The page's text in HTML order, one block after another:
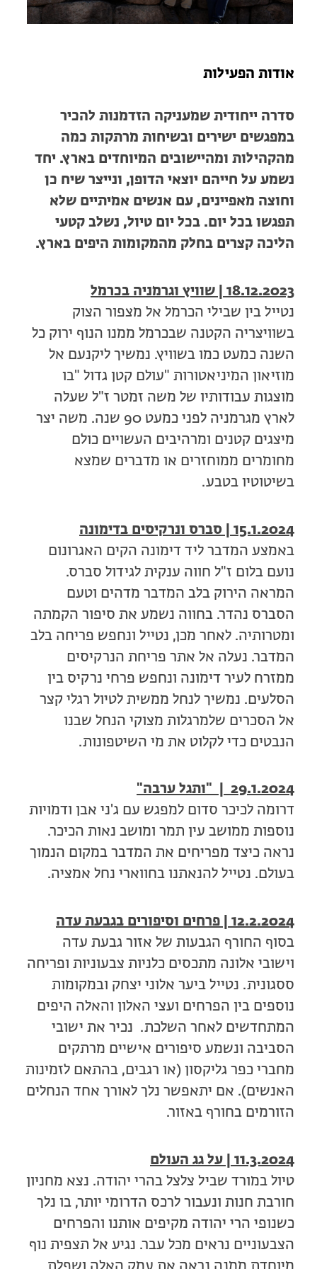
מחנות קיץ
מחנות קיץ
אודות הפעילות
סדרה ייחודית שמעניקה הזדמנות להכיר
במפגשים ישירים ובשיחות מרתקות כמה
מהקהילות ומהיישובים המיוחדים בארץ. יחד
נשמע על חייהם יוצאי הדופן, ונייצר שיח כן
וחוצה מאפיינים, עם אנשים אמיתיים שלא
תפגשו בכל יום. בכל יום טיול, נשלב קטעי
הליכה קצרים בחלק מהמקומות היפים בארץ.
18.12.2023 |
שוויץ וגרמניה בכרמל
נטייל בין שבילי הכרמל אל מצפור הצוק
בשוויצריה הקטנה שבכרמל ממנו הנוף ירוק כל
השנה כמעט כמו בשוויץ. נמשיך ליקנעם אל
מוזיאון המיניאטורות "עולם קטן גדול "בו
מוצגות עבודותיו של משה זמטר ז"ל שעלה
לארץ מגרמניה לפני כמעט 90 שנה. משה יצר
מיצגים קטנים ומרהיבים העשויים כולם
מחומרים ממוחזרים או מדברים שמצא
בשיטוטיו בטבע.
15.1.2024 | סברס ונרקיסים בדימונה
באמצע המדבר ליד דימונה הקים האגרונום
נועם בלום ז"ל חווה ענקית לגידול סברס.
המראה הירוק בלב המדבר מדהים וטעם
הסברס נהדר. בחווה נשמע את סיפור הקמתה
ומטרותיה. לאחר מכן, נטייל ונחפש פריחה בלב
המדבר. נעלה אל אתר פריחת הנרקיסים
ממזרח לעיר דימונה ונחפש פרחי נרקיס בין
הסלעים. נמשיך לנחל ממשית לטיול רגלי קצר
אל הסכרים שלמרגלות מצוקי הנחל שבנו
הנבטים כדי לקלוט את מי השיטפונות.
29.1.2024 | "ותגל ערבה"
דרומה לכיכר סדום למפגש עם ג'ני אבן ודמויות
נוספות ממושב עין תמר ומושב נאות הכיכר.
נראה כיצד מפריחים את המדבר במקום הנמוך
בעולם. נטייל להנאתנו בחווארי נחל אמציה.
12.2.2024 |
פרחים וסיפורים בגבעת עדה
בסוף החורף הגבעות של אזור גבעת עדה
וישובי אלונה מתכסים כלניות צבעוניות ופריחה
ססגונית. נטייל ביער אלוני יצחק ובמקומות
נוספים בין הפרחים ועצי האלון והאלה היפים
המתחדשים לאחר השלכת. נכיר את ישובי
הסביבה ונשמע סיפורים אישיים מרתקים
מחברי כפר גליקסון (או רגבים, בהתאם לזמינות
האנשים). אם יתאפשר נלך לאורך אחד הנחלים
הזורמים בחורף באזור.
11.3.2024 | על גג העולם
טיול במורד שביל צלצל בהרי יהודה. נצא מחניון
חורבת חנות ונעבור לרכס הדרומי יותר, בו נלך
כשנופי הרי יהודה מקיפים אותנו והפרחים
הצבעוניים נראים מכל עבר. נגיע אל תצפית נוף